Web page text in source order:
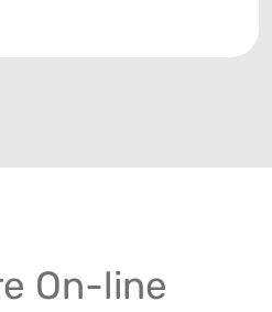
On-line